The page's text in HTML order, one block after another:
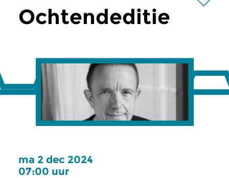
Ochtendeditie
ma 2 dec 2024
07:00 uur